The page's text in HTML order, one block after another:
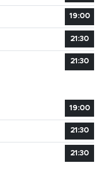
19:00
21:30
21:30
19:00
21:30
21:30